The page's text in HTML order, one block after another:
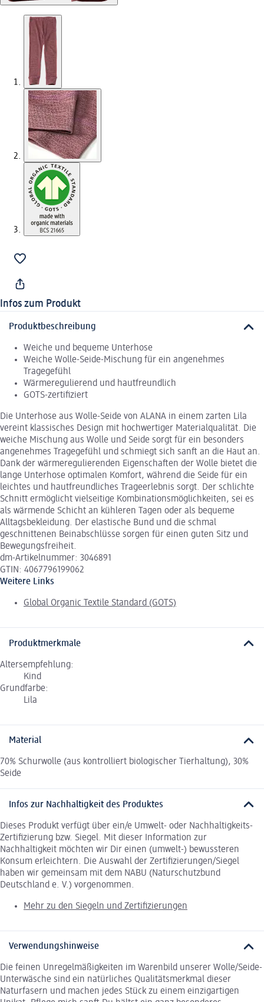
Infos zum Produkt
Produktbeschreibung
Weiche und bequeme Unterhose
Weiche Wolle-Seide-Mischung für ein angenehmes
Tragegefühl
Wärmeregulierend und hautfreundlich
GOTS-zertifiziert
Die Unterhose aus Wolle-Seide von ALANA in einem zarten Lila
vereint klassisches Design mit hochwertiger Materialqualität. Die
weiche Mischung aus Wolle und Seide sorgt für ein besonders
angenehmes Tragegefühl und schmiegt sich sanft an die Haut an.
Dank der wärmeregulierenden Eigenschaften der Wolle bietet die
lange Unterhose optimalen Komfort, während die Seide für ein
leichtes und hautfreundliches Trageerlebnis sorgt. Der schlichte
Schnitt ermöglicht vielseitige Kombinationsmöglichkeiten, sei es
als wärmende Schicht an kühleren Tagen oder als bequeme
Alltagsbekleidung. Der elastische Bund und die schmal
geschnittenen Beinabschlüsse sorgen für einen guten Sitz und
Bewegungsfreiheit.
dm-Artikelnummer: 3046891
GTIN: 4067796199062
Weitere Links
Global Organic Textile Standard (GOTS)
Produktmerkmale
Altersempfehlung:
Kind
Grundfarbe:
Lila
Material
70% Schurwolle (aus kontrolliert biologischer Tierhaltung), 30%
Seide
Infos zur Nachhaltigkeit des Produktes
Dieses Produkt verfügt über ein/e Umwelt- oder Nachhaltigkeits-
Zertifizierung bzw. Siegel. Mit dieser Information zur
Nachhaltigkeit möchten wir Dir einen (umwelt-) bewussteren
Konsum erleichtern. Die Auswahl der Zertifizierungen/Siegel
haben wir gemeinsam mit dem NABU (Naturschutzbund
Deutschland e. V.) vorgenommen.
Mehr zu den Siegeln und Zertifizierungen
Verwendungshinweise
Die feinen Unregelmäßigkeiten im Warenbild unserer Wolle/Seide-
Unterwäsche sind ein natürliches Qualitätsmerkmal dieser
Naturfasern und machen jedes Stück zu einem einzigartigen